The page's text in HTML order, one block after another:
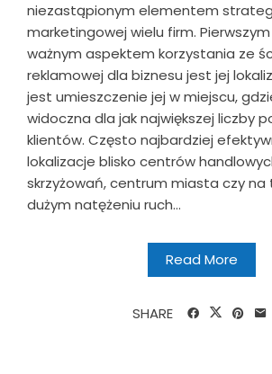
niezastąpionym elementem
marketingowej wielu firm.
ważnym aspektem korzystania ze
reklamowej dla biznesu jest jej
jest umieszczenie jej w miejscu,
widoczna dla jak największej liczby
klientów. Często najbardziej
lokalizacje blisko centrów
skrzyżowań, centrum miasta czy na
dużym natężeniu ruch...
Read More
SHARE